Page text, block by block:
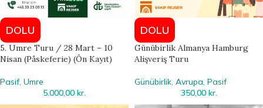
DOLU
5. Umre Turu / 28 Mart – 10
Nisan (Påskeferie) (Ön Kayıt)
Pasif, Umre
5.000,00 kr.
DOLU
Günübirlik Almanya Hamburg
Alişveriş Turu
Günübirlik, Avrupa, Pasif
350,00 kr.